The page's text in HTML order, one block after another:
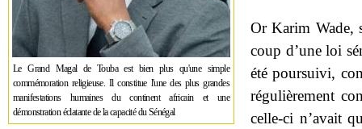
Le Grand Magal de Touba est bien plus qu'une simple
commémoration religieuse. Il constitue l'une des plus grandes
manifestations humaines du continent africain et une
démonstration éclatante de la capacité du Sénégal
Or Karim Wade,
coup d’une loi
été poursuivi,
régulièrement
celle-ci n’avait